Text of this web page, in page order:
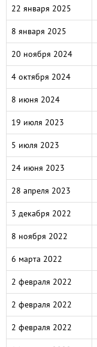
22 января 2025
8 января 2025
20 ноября 2024
4 октября 2024
8 июня 2024
19 июля 2023
5 июля 2023
24 июня 2023
28 апреля 2023
3 декабря 2022
8 ноября 2022
6 марта 2022
2 февраля 2022
2 февраля 2022
2 февраля 2022